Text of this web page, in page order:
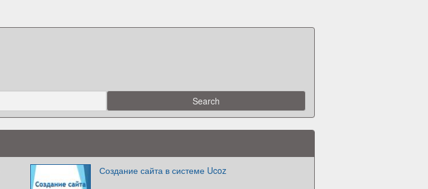
Создание сайта в системе Ucoz